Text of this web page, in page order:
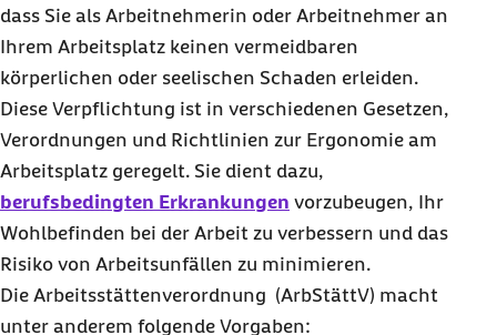
dass Sie als Arbeitnehmerin oder Arbeitnehmer an
Ihrem Arbeitsplatz keinen vermeidbaren
körperlichen oder seelischen Schaden erleiden.
Diese Verpflichtung ist in verschiedenen Gesetzen,
Verordnungen und Richtlinien zur Ergonomie am
Arbeitsplatz geregelt. Sie dient dazu,
berufsbedingten Erkrankungen vorzubeugen, Ihr
Wohlbefinden bei der Arbeit zu verbessern und das
Risiko von Arbeitsunfällen zu minimieren.
Die Arbeitsstättenverordnung (ArbStättV) macht
unter anderem folgende Vorgaben: